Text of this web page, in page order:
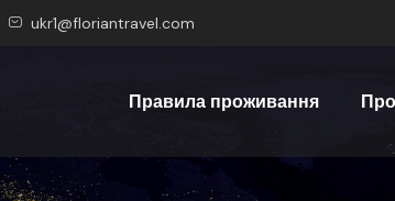
ukr1@floriantravel.com
Правила проживання